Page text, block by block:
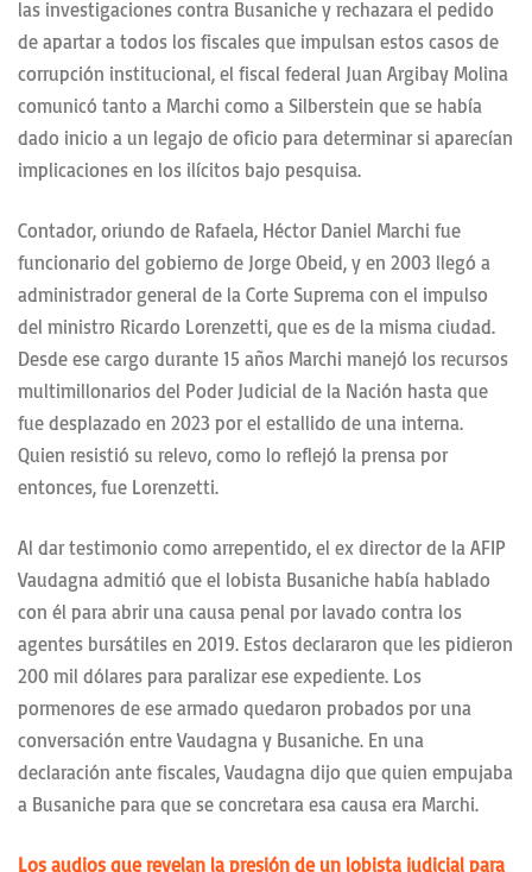
las investigaciones contra Busaniche y rechazara el pedido
de apartar a todos los fiscales que impulsan estos casos de
corrupción institucional, el fiscal federal Juan Argibay Molina
comunicó tanto a Marchi como a Silberstein que se había
dado inicio a un legajo de oficio para determinar si aparecían
implicaciones en los ilícitos bajo pesquisa.
Contador, oriundo de Rafaela, Héctor Daniel Marchi fue
funcionario del gobierno de Jorge Obeid, y en 2003 llegó a
administrador general de la Corte Suprema con el impulso
del ministro Ricardo Lorenzetti, que es de la misma ciudad.
Desde ese cargo durante 15 años Marchi manejó los recursos
multimillonarios del Poder Judicial de la Nación hasta que
fue desplazado en 2023 por el estallido de una interna.
Quien resistió su relevo, como lo reflejó la prensa por
entonces, fue Lorenzetti.
Al dar testimonio como arrepentido, el ex director de la AFIP
Vaudagna admitió que el lobista Busaniche había hablado
con él para abrir una causa penal por lavado contra los
agentes bursátiles en 2019. Estos declararon que les pidieron
200 mil dólares para paralizar ese expediente. Los
pormenores de ese armado quedaron probados por una
conversación entre Vaudagna y Busaniche. En una
declaración ante fiscales, Vaudagna dijo que quien empujaba
a Busaniche para que se concretara esa causa era Marchi.
Los audios que revelan la presión de un lobista judicial para